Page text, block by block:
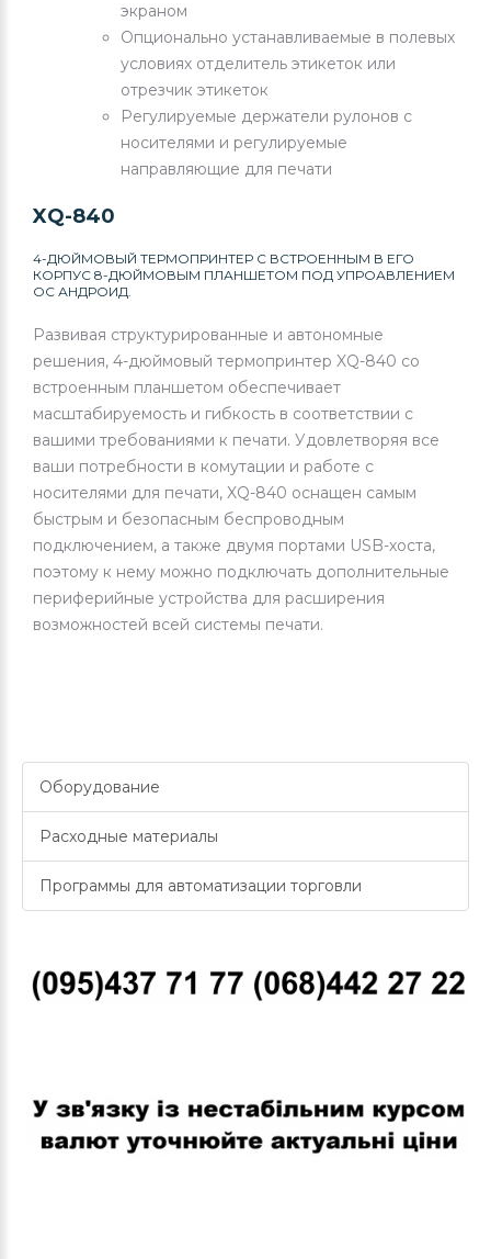
экраном
Опционально устанавливаемые в полевых
условиях отделитель этикеток или
отрезчик этикеток
Регулируемые держатели рулонов с
носителями и регулируемые
направляющие для печати
XQ-840
4-ДЮЙМОВЫЙ ТЕРМОПРИНТЕР С ВСТРОЕННЫМ В ЕГО
КОРПУС 8-ДЮЙМОВЫМ ПЛАНШЕТОМ ПОД УПРОАВЛЕНИЕМ
ОС АНДРОИД.
Развивая структурированные и автономные
решения, 4-дюймовый термопринтер XQ-840 со
встроенным планшетом обеспечивает
масштабируемость и гибкость в соответствии с
вашими требованиями к печати. Удовлетворяя все
ваши потребности в комутации и работе с
носителями для печати, XQ-840 оснащен самым
быстрым и безопасным беспроводным
подключением, а также двумя портами USB-хоста,
поэтому к нему можно подключать дополнительные
периферийные устройства для расширения
возможностей всей системы печати.
Оборудование
Расходные материалы
Программы для автоматизации торговли